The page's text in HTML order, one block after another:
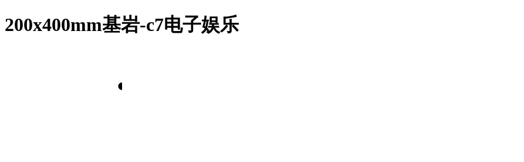
200x400mm基岩-c7电子娱乐